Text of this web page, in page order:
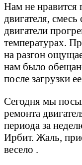
Нам не нравится
двигателя,
двигатели
температурах.
на разгон
нам было
после загрузки
Сегодня мы
ремонта
периода за
Ирбит. Жаль,
весело .